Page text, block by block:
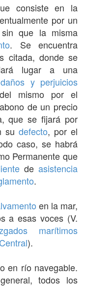
consiste en la
por un
que la misma
. Se encuentra
citada, donde se
lugar a una
daños y perjuicios
mismo por el
de un precio
que se fijará por
su defecto, por el
caso, se habrá
Permanente que
deasistencia
.
en la mar,
a esas voces (V.
marítimos
).
en río navegable.
todos los